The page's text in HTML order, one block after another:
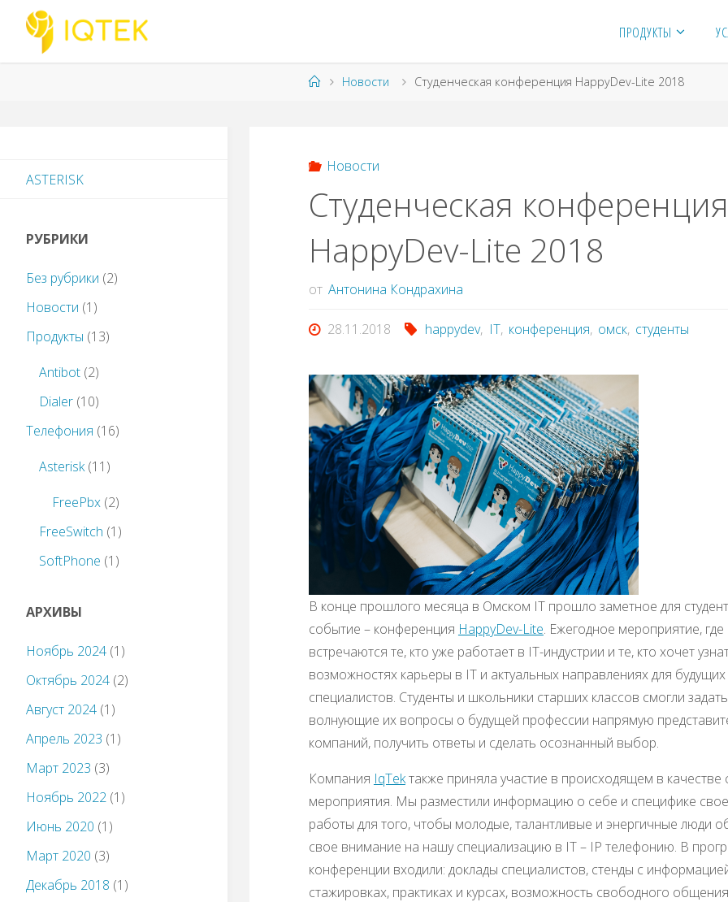
Перейти
содержимому
ПРОДУКТЫ
ГлавнаяНовости Студенческая конференция HappyDev-Lite 2018
Новости
Студенческая конференция
HappyDev-Lite 2018
от Антонина Кондрахина
28.11.2018 happydev, IT, конференция, омск, студенты
В конце прошлого месяца в Омском IT прошло заметное для
событие – конференция HappyDev-Lite. Ежегодное мероприятие, где
встречаются те, кто уже работает в IT-индустрии и те, кто хочет
возможностях карьеры в IT и актуальных направлениях для будущих
специалистов. Студенты и школьники старших классов смогли задать
волнующие их вопросы о будущей профессии напрямую
компаний, получить ответы и сделать осознанный выбор.
Компания IqTekтакже приняла участие в происходящем в качестве
мероприятия. Мы разместили информацию о себе и специфике
работы для того, чтобы молодые, талантливые и энергичные люди
свое внимание на нашу специализацию в IT – IP телефонию. В
конференции входили: доклады специалистов, стенды с
стажировках, практиках и курсах, возможность свободного
ASTERISK
РУБРИКИ
Без рубрики (2)
Новости (1)
Продукты (13)
Antibot (2)
Dialer (10)
Телефония (16)
Asterisk(11)
FreePbx (2)
FreeSwitch (1)
SoftPhone (1)
АРХИВЫ
Ноябрь 2024 (1)
Октябрь 2024 (2)
Август 2024 (1)
Апрель 2023 (1)
Март 2023 (3)
Ноябрь 2022 (1)
Июнь 2020 (1)
Март 2020 (3)
Декабрь 2018 (1)